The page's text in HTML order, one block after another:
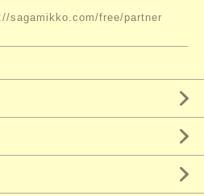
sagamikko.com/free/partner